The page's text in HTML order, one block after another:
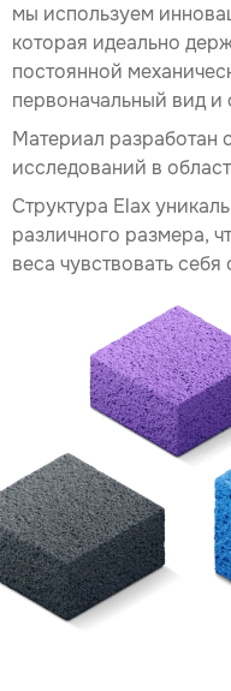
мы используем
которая идеально
постоянной
первоначальный вид
Материал разработан
исследований в
Структура Elax
различного размера,
веса чувствовать